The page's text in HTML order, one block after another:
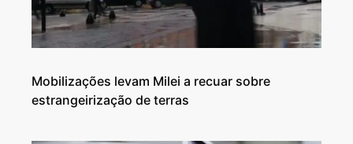
Mobilizações levam Milei a recuar sobre
estrangeirização de terras